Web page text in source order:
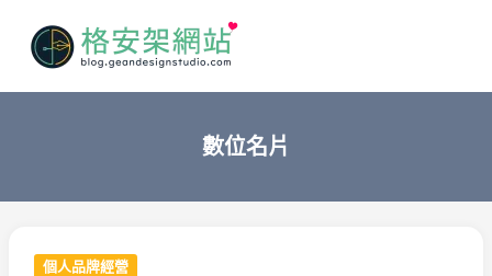
數位名片
個人品牌經營
尋